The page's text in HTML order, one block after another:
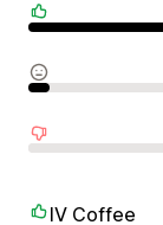
IV Coffee